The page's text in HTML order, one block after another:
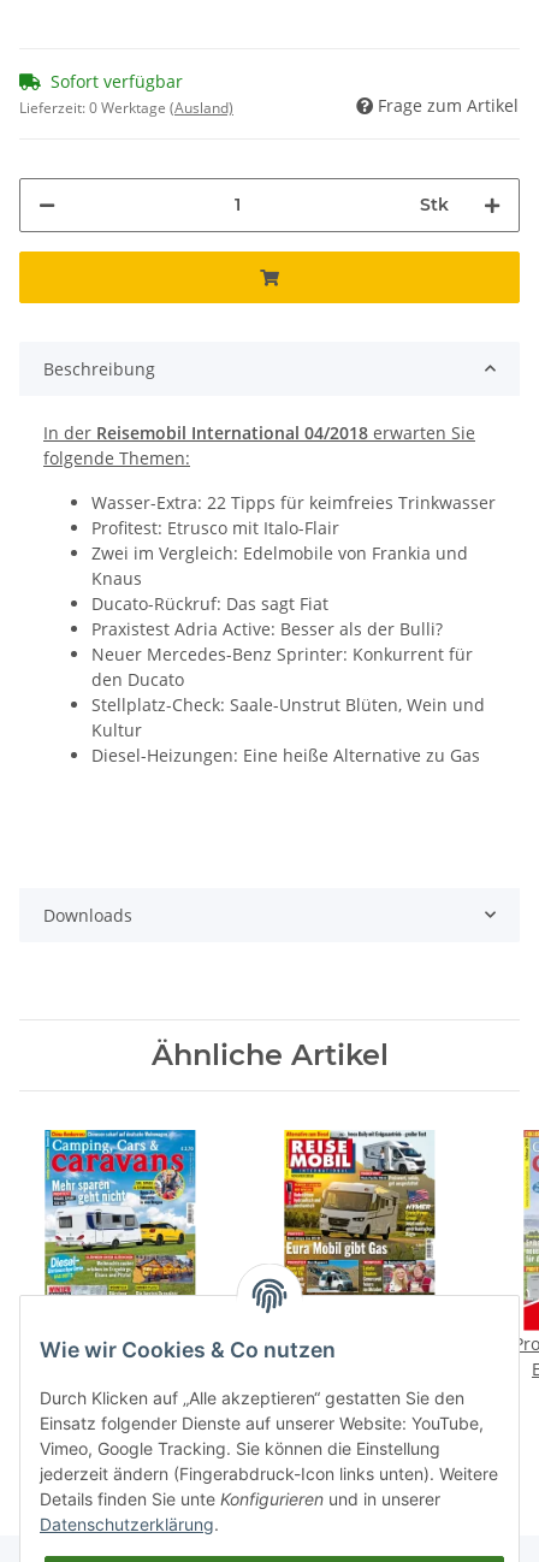
Sofort verfügbar
Lieferzeit:0 Werktage (Ausland) Frage zum Artikel
Stk
Beschreibung
In der Reisemobil International 04/2018 erwarten Sie
folgende Themen:
Wasser-Extra: 22 Tipps für keimfreies Trinkwasser
Profitest: Etrusco mit Italo-Flair
Zwei im Vergleich: Edelmobile von Frankia und
Knaus
Ducato-Rückruf: Das sagt Fiat
Praxistest Adria Active: Besser als der Bulli?
Neuer Mercedes-Benz Sprinter: Konkurrent für
den Ducato
Stellplatz-Check: Saale-Unstrut Blüten, Wein und
Kultur
Diesel-Heizungen: Eine heiße Alternative zu Gas
Downloads
Ähnliche Artikel
Camping, Cars &
Paper
3,70 € *
Reisemobil International
4,50 €*
Wie wir Cookies & Co nutzen
Durch Klicken auf „Alle akzeptieren“ gestatten Sie den
Einsatz folgender Dienste auf unserer Website: YouTube,
Vimeo, Google Tracking. Sie können die Einstellung
jederzeit ändern (Fingerabdruck-Icon links unten). Weitere
Details finden Sie unte Konfigurieren und in unserer
Datenschutzerklärung.